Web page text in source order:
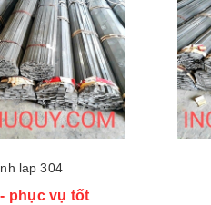
lap 304
phục vụ tốt